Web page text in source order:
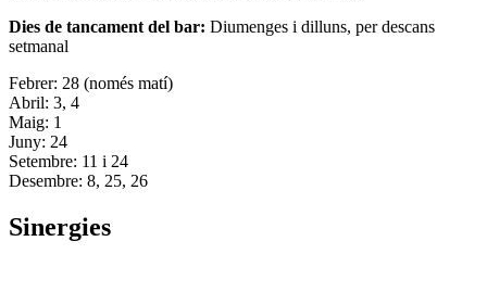
Dies de tancament del bar: Diumenges i dilluns, per descans
setmanal
Febrer: 28 (només matí)
Abril: 3, 4
Maig: 1
Juny: 24
Setembre: 11 i 24
Desembre: 8, 25, 26
Sinergies